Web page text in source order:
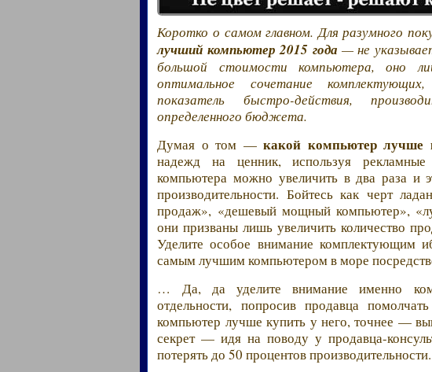
Коротко о самом главном. Для разумного
лучший компьютер 2015 года — не
большой стоимости компьютера, оно
оптимальное сочетание
показатель быстро-действия,
определенного бюджета.
Думая о том —какой компьютер лучше
надежд на ценник, используя
компьютера можно увеличить в два раза и
производительности. Бойтесь как черт
продаж», «дешевый мощный компьютер»,
они призваны лишь увеличить количество
Уделите особое внимание комплектующим
самым лучшим компьютером в море
… Да, да уделите внимание именно
отдельности, попросив продавца
компьютер лучше купить у него, точнее —
секрет — идя на поводу у продавца-
потерять до 50 процентов производительности.